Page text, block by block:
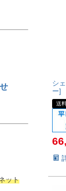
ット
シ
ー]
送